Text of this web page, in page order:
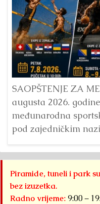
SAOPŠTENJE ZA
augusta 2026.
međunarodna
pod zajedničkim
Piramide, tuneli i park
bez izuzetka.
Radno vrijeme: 9:00 –